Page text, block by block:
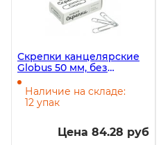
Скрепки канцелярские
Globus 50 мм, без
покрытия, 50 штук в
упаковке
Наличие на складе:
12 упак
Цена 84.28 руб